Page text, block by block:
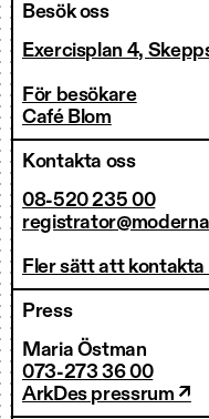
Besök oss
Exercisplan 4,
För besökare
Café Blom
Kontakta oss
08-520 235 00
Fler sätt att kontakta
Press
Maria Östman
073-273 36 00
ArkDes pressrum ↗